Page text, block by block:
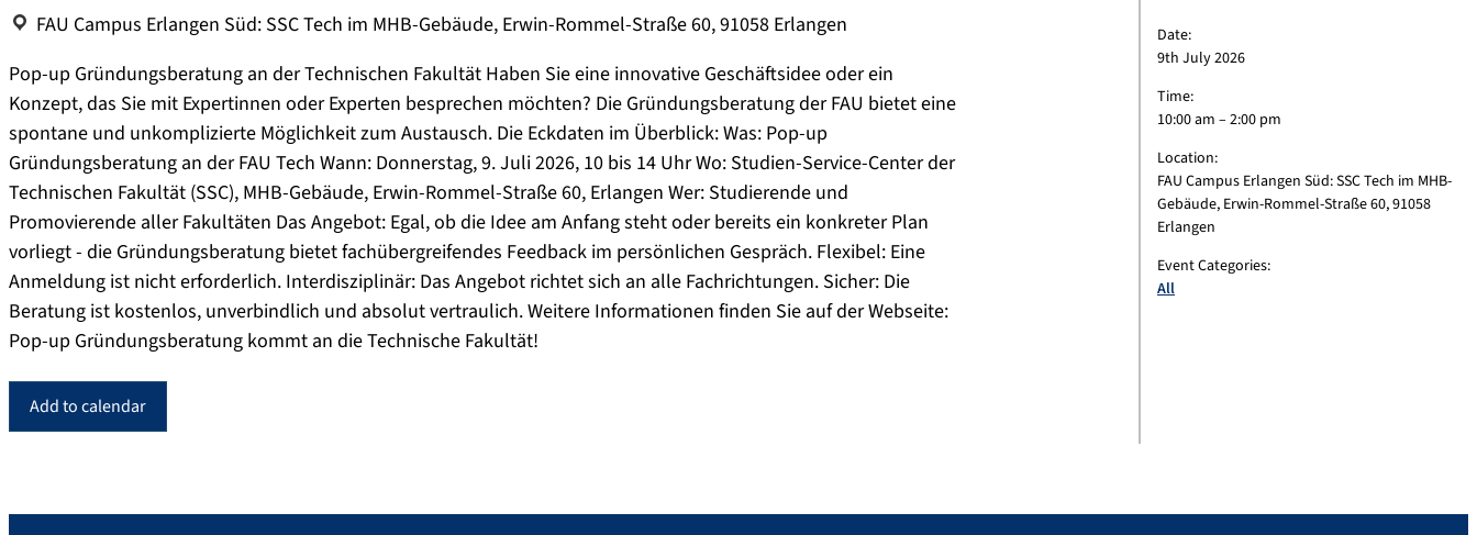
Location:
FAU Campus Erlangen Süd: SSC Tech im MHB-Gebäude, Erwin-Rommel-Straße 60, 91058 Erlangen
Pop-up Gründungsberatung an der Technischen Fakultät Haben Sie eine innovative Geschäftsidee oder ein
Konzept, das Sie mit Expertinnen oder Experten besprechen möchten? Die Gründungsberatung der FAU bietet eine
spontane und unkomplizierte Möglichkeit zum Austausch. Die Eckdaten im Überblick: Was: Pop-up
Gründungsberatung an der FAU Tech Wann: Donnerstag, 9. Juli 2026, 10 bis 14 Uhr Wo: Studien-Service-Center der
Technischen Fakultät (SSC), MHB-Gebäude, Erwin-Rommel-Straße 60, Erlangen Wer: Studierende und
Promovierende aller Fakultäten Das Angebot: Egal, ob die Idee am Anfang steht oder bereits ein konkreter Plan
vorliegt - die Gründungsberatung bietet fachübergreifendes Feedback im persönlichen Gespräch. Flexibel: Eine
Anmeldung ist nicht erforderlich. Interdisziplinär: Das Angebot richtet sich an alle Fachrichtungen. Sicher: Die
Beratung ist kostenlos, unverbindlich und absolut vertraulich. Weitere Informationen finden Sie auf der Webseite:
Pop-up Gründungsberatung kommt an die Technische Fakultät!
Add to calendar
Date:
9th July 2026
Time:
10:00 am – 2:00 pm
Location:
FAU Campus Erlangen Süd: SSC Tech im MHB-
Gebäude, Erwin-Rommel-Straße 60, 91058
Erlangen
Event Categories:
All